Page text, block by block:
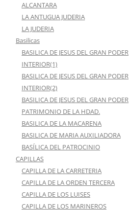
ALCANTARA
LA ANTUGUA JUDERIA
LA JUDERIA
Basilicas
BASILICA DE JESUS DEL GRAN PODER
INTERIOR(1)
BASILICA DE JESUS DEL GRAN PODER
INTERIOR(2)
BASILICA DE JESUS DEL GRAN PODER
PATRIMONIO DE LA HDAD.
BASILICA DE LA MACARENA
BASILICA DE MARIA AUXILIADORA
BASÍLICA DEL PATROCINIO
CAPILLAS
CAPILLA DE LA CARRETERIA
CAPILLA DE LA ORDEN TERCERA
CAPILLA DE LOS LUISES
CAPILLA DE LOS MARINEROS